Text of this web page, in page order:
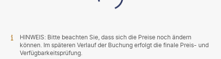
HINWEIS: Bitte beachten Sie, dass sich die Preise noch ändern
können. Im späteren Verlauf der Buchung erfolgt die finale Preis- und
Verfügbarkeitsprüfung.